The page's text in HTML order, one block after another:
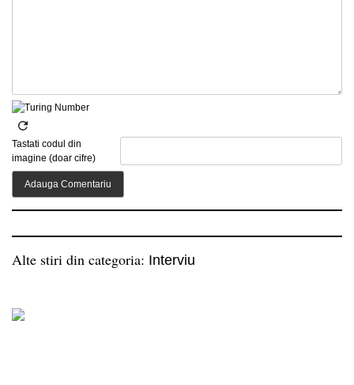
Tastati codul din
imagine (doar cifre)
Alte stiri din categoria: Interviu